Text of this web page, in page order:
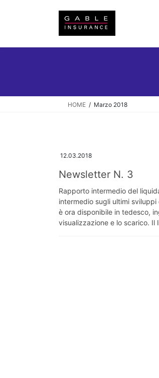
HOME Marzo 2018
12.03.2018
Newsletter N. 3
Rapporto intermedio del
intermedio sugli ultimi
è ora disponibile in tedesco,
visualizzazione e lo scarico. Il